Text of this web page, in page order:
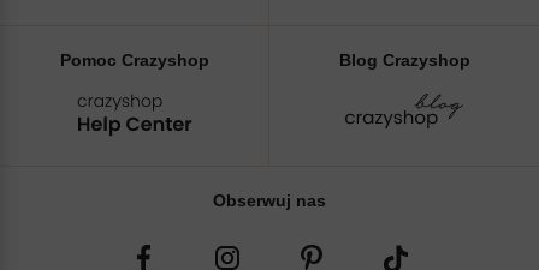
Pomoc Crazyshop Blog Crazyshop
Obserwuj nas